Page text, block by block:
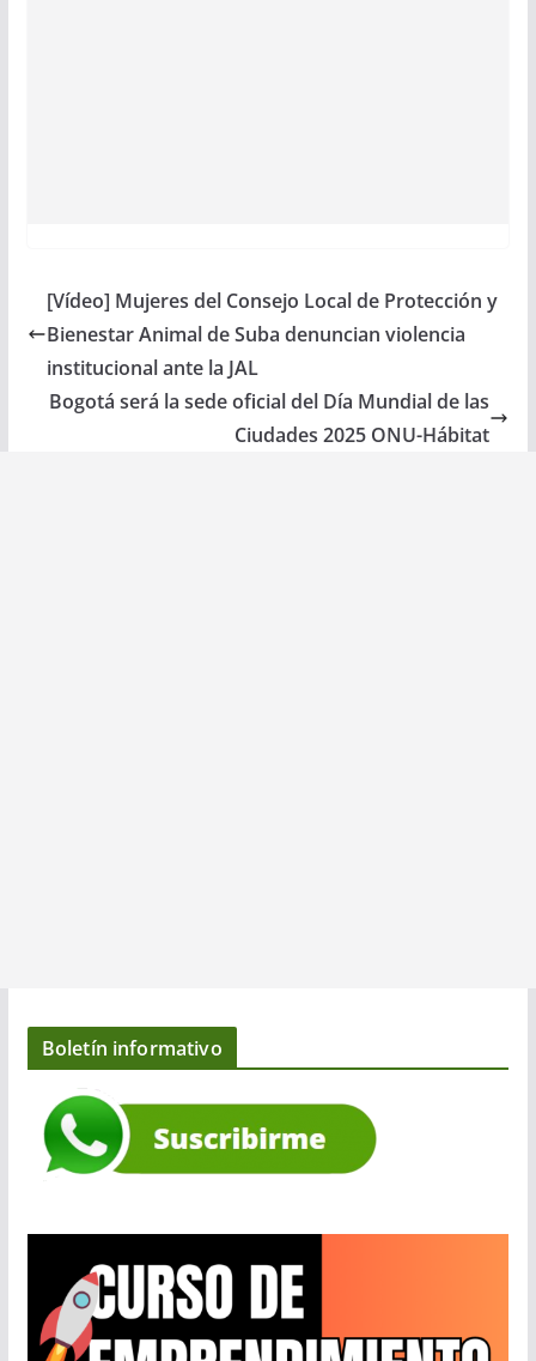
[Vídeo] Mujeres del Consejo Local de Protección y
Bienestar Animal de Suba denuncian violencia
institucional ante la JAL
Bogotá será la sede oficial del Día Mundial de las
Ciudades 2025 ONU-Hábitat
Boletín informativo